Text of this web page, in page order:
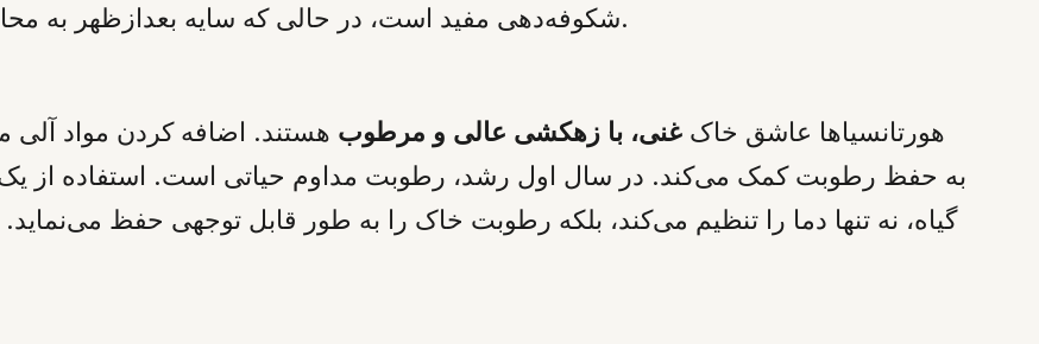
شکوفه‌دهی مفید است، در حالی که سایه بعدازظهر به محافظت از برگ‌ها در برابر سوختگی کمک می‌کند.
هورتانسیاها عاشق خاک غنی، با زهکشی عالی و مرطوب هستند. اضافه کردن مواد آلی
گیاه، نه تنها دما را تنظیم می‌کند، بلکه رطوبت خاک را به طور قابل توجهی حفظ